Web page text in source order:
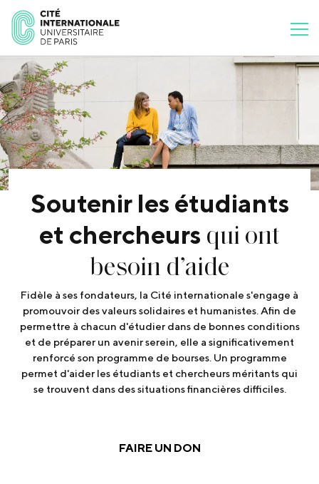
Soutenir les étudiants
et chercheurs qui ont
besoin d’aide
Fidèle à ses fondateurs, la Cité internationale s'engage à
promouvoir des valeurs solidaires et humanistes. Afin de
permettre à chacun d'étudier dans de bonnes conditions
et de préparer un avenir serein, elle a significativement
renforcé son programme de bourses. Un programme
permet d'aider les étudiants et chercheurs méritants qui
se trouvent dans des situations financières difficiles.
FAIRE UN DON